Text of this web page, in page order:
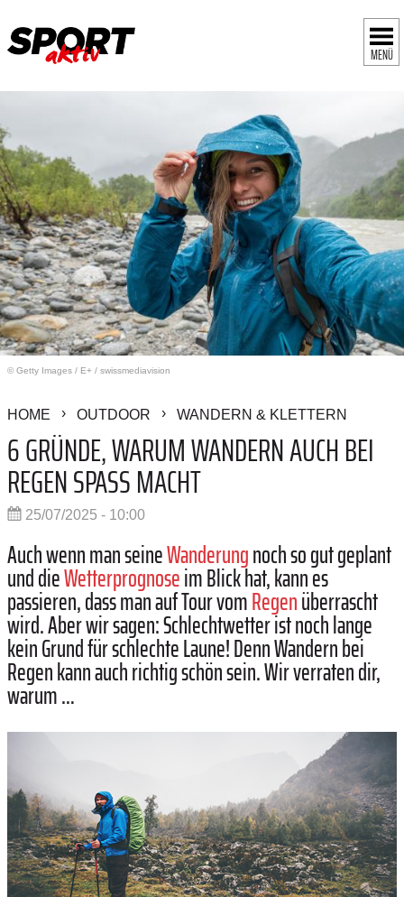
MENÜ
© Getty Images / E+ / swissmediavision
HOME OUTDOOR WANDERN & KLETTERN
6 GRÜNDE, WARUM WANDERN AUCH BEI
REGEN SPASS MACHT
25/07/2025 - 10:00
Auch wenn man seineWanderungnoch so gut geplant
und dieWetterprognoseim Blick hat, kann es
passieren, dass man auf Tour vomRegenüberrascht
wird. Aber wir sagen: Schlechtwetter ist noch lange
kein Grund für schlechte Laune! Denn Wandern bei
Regen kann auch richtig schön sein. Wir verraten dir,
warum …